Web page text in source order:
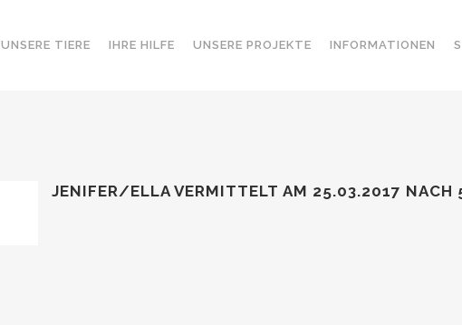
UNSERE TIERE IHRE HILFE UNSERE PROJEKTE INFORMATIONEN
JENIFER/ELLA VERMITTELT AM 25.03.2017 NACH